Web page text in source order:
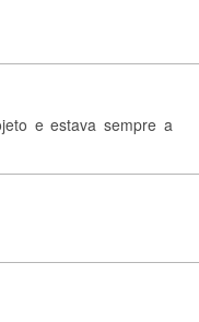
e estava sempre a